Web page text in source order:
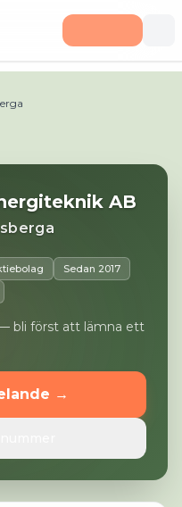
AB
Sedan 2017
bli först att lämna ett
→